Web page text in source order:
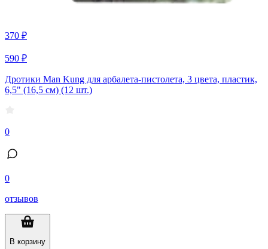
370 ₽
590 ₽
Дротики Man Kung для арбалета-пистолета, 3 цвета, пластик,
6,5" (16,5 см) (12 шт.)
0
0
отзывов
В корзину